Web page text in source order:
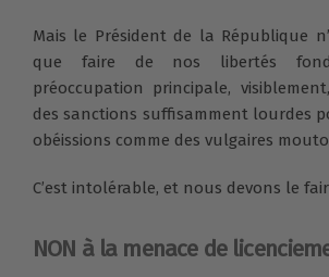
Mais le Président de la République
que faire de nos libertés
préoccupation principale,
des sanctions suffisamment lourdes
obéissions comme des vulgaires
C’est intolérable, et nous devons le
NON à la menace de